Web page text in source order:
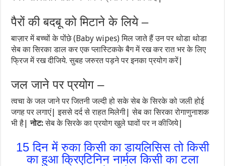
पैरों की बदबू को मिटाने के लिये –
बाज़ार में बच्चों के पोंछे (Baby wipes) मिल जाते हैं उन पर थोडा थोडा
सेब का सिरका डाल कर एक प्लास्टिकके बैग में रख कर रात भर के लिए
फ्रिज में रख दीजिये. सुबह जरुरत पड़ने पर इनका प्रयोग करें|
जल जाने पर प्रयोग –
त्वचा के जल जाने पर जितनी जल्दी हो सके सेब के सिरके को जली होई
जगह पर लगाएं| इससे दर्द से राहत मिलेगी| सेब का सिरका रोगाणुनाशक
भी है|नोट:सेब के सिरके का प्रयोग खुले घावों पर न कीजिये|
15 दिन में रुका किसी का डायलिसिस तो किसी
का हुआ क्रिएटिनिन नार्मल किसी का टला